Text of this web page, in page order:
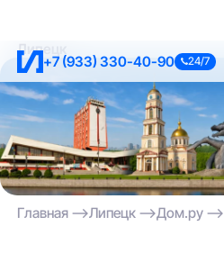
+7 (933) 330-40-90 24/7
Липецк
Главная Липецк Дом.ру